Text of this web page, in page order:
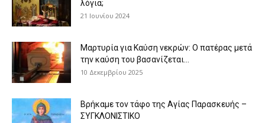
λόγια;
21 Ιουνίου 2024
Μαρτυρία για Καύση νεκρών: Ο πατέρας μετά
την καύση του βασανίζεται...
10 Δεκεμβρίου 2025
Βρήκαμε τον τάφο της Αγίας Παρασκευής –
ΣΥΓΚΛΟΝΙΣΤΙΚΟ